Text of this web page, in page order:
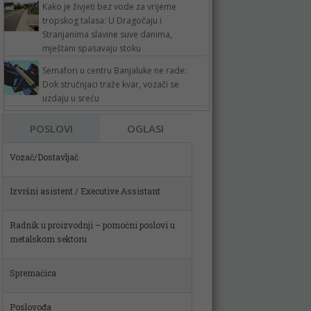
Kako je živjeti bez vode za vrijeme
tropskog talasa: U Dragočaju i
Stranjanima slavine suve danima,
mještani spasavaju stoku
Semafori u centru Banjaluke ne rade:
Dok stručnjaci traže kvar, vozači se
uzdaju u sreću
POSLOVI OGLASI
Izvršni asistent / Executive Assistant
Radnik u proizvodnji – pomoćni poslovi u
Spremačica
Poslovođa
Skladištar (m)